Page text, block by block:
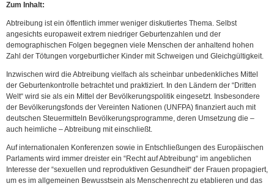
Zum Inhalt:
Abtreibung ist ein öffentlich immer weniger diskutiertes Thema. Selbst
angesichts europaweit extrem niedriger Geburtenzahlen und der
demographischen Folgen begegnen viele Menschen der anhaltend hohen
Zahl der Tötungen vorgeburtlicher Kinder mit Schweigen und Gleichgültigkeit.
Inzwischen wird die Abtreibung vielfach als scheinbar unbedenkliches Mittel
der Geburtenkontrolle betrachtet und praktiziert. In den Ländern der “Dritten
Welt“ wird sie als ein Mittel der Bevölkerungspolitik eingesetzt. Insbesondere
der Bevölkerungsfonds der Vereinten Nationen (UNFPA) finanziert auch mit
deutschen Steuermitteln Bevölkerungsprogramme, deren Umsetzung die –
auch heimliche – Abtreibung mit einschließt.
Auf internationalen Konferenzen sowie in Entschließungen des Europäischen
Parlaments wird immer dreister ein “Recht auf Abtreibung“ im angeblichen
Interesse der “sexuellen und reproduktiven Gesundheit“ der Frauen propagiert,
um es im allgemeinen Bewusstsein als Menschenrecht zu etablieren und das